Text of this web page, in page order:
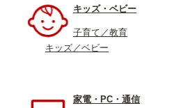
キッズ・ベビー
子育て／教育
キッズ／ベビー
家電・PC・通信